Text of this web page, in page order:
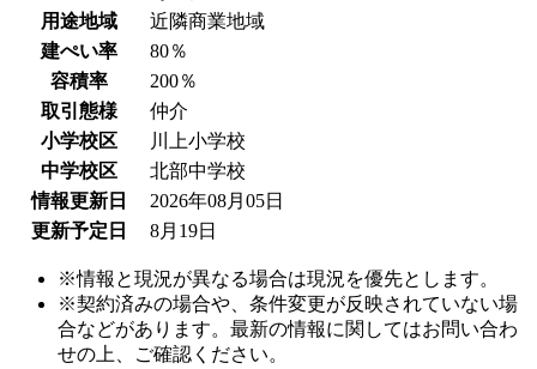
用途地域
近隣商業地域
建ぺい率
80％
容積率
200％
取引態様
仲介
小学校区
川上小学校
中学校区
北部中学校
情報更新日
2026年08月05日
更新予定日
8月19日
※情報と現況が異なる場合は現況を優先とします。
※契約済みの場合や、条件変更が反映されていない場
合などがあります。最新の情報に関してはお問い合わ
せの上、ご確認ください。